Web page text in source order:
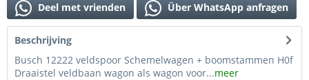
Deel met vrienden Über WhatsApp anfragen
Beschrijving
Busch 12222 veldspoor Schemelwagen + boomstammen H0f
Draaistel veldbaan wagon als wagon voor...meer